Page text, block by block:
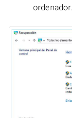
ordenador.